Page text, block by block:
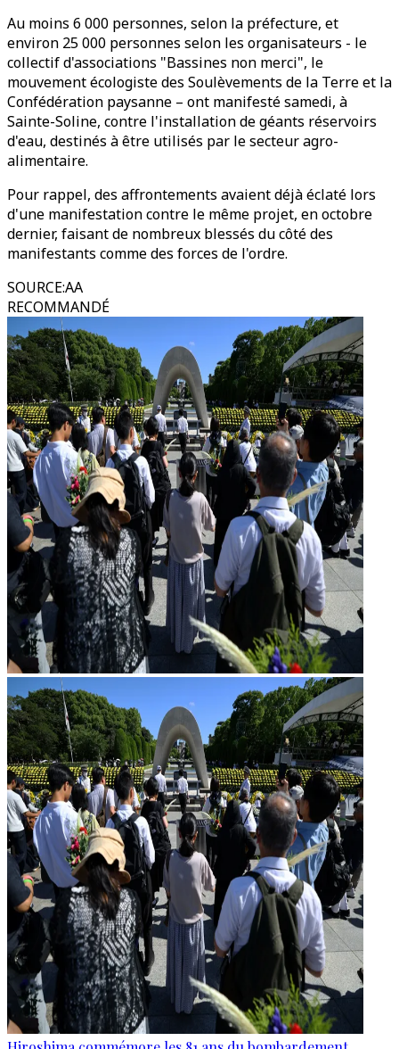
Au moins 6 000 personnes, selon la préfecture, et
environ 25 000 personnes selon les organisateurs - le
collectif d'associations "Bassines non merci", le
mouvement écologiste des Soulèvements de la Terre et la
Confédération paysanne – ont manifesté samedi, à
Sainte-Soline, contre l'installation de géants réservoirs
d'eau, destinés à être utilisés par le secteur agro-
alimentaire.
Pour rappel, des affrontements avaient déjà éclaté lors
d'une manifestation contre le même projet, en octobre
dernier, faisant de nombreux blessés du côté des
manifestants comme des forces de l'ordre.
SOURCE:AA
RECOMMANDÉ